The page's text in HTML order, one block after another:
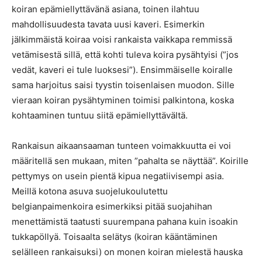
koiran epämiellyttävänä asiana, toinen ilahtuu
mahdollisuudesta tavata uusi kaveri. Esimerkin
jälkimmäistä koiraa voisi rankaista vaikkapa remmissä
vetämisestä sillä, että kohti tuleva koira pysähtyisi (”jos
vedät, kaveri ei tule luoksesi”). Ensimmäiselle koiralle
sama harjoitus saisi tyystin toisenlaisen muodon. Sille
vieraan koiran pysähtyminen toimisi palkintona, koska
kohtaaminen tuntuu siitä epämiellyttävältä.
Rankaisun aikaansaaman tunteen voimakkuutta ei voi
määritellä sen mukaan, miten ”pahalta se näyttää”. Koirille
pettymys on usein pientä kipua negatiivisempi asia.
Meillä kotona asuva suojelukoulutettu
belgianpaimenkoira esimerkiksi pitää suojahihan
menettämistä taatusti suurempana pahana kuin isoakin
tukkapöllyä. Toisaalta selätys (koiran kääntäminen
selälleen rankaisuksi) on monen koiran mielestä hauska